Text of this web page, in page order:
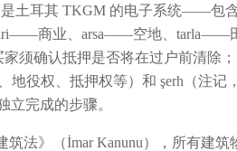
土耳其 TKGM 的电子系统——包
商业、arsa——空地、tarla——
确认抵押是否将在过户前清除；
地役权、抵押权等）和 şerh（注记
完成的步骤。
法》（İmar Kanunu），所有建筑